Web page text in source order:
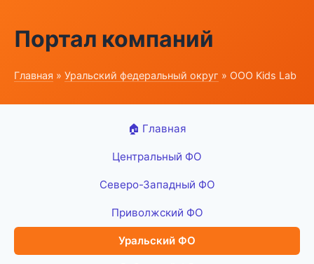
Портал компаний
Главная » Уральский федеральный округ » ООО Kids Lab
🏠 Главная
Центральный ФО
Северо-Западный ФО
Приволжский ФО
Уральский ФО